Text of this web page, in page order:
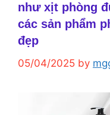
như xịt phòng
các sản phẩm
đẹp
05/04/2025 by